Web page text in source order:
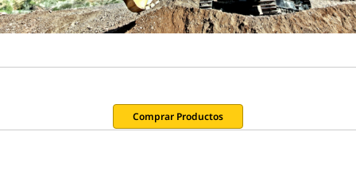
Comprar Productos